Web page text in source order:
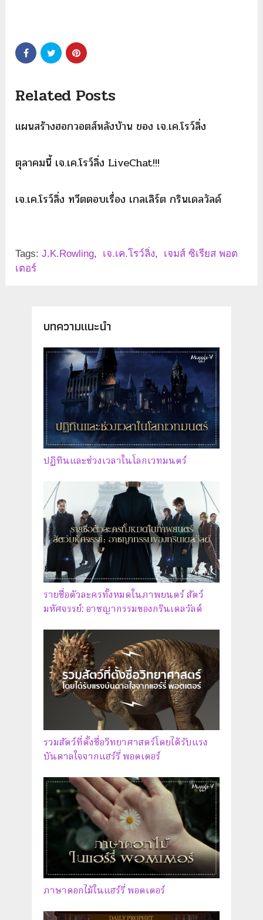
Related Posts
แผนสร้างฮอกวอตส์หลังบ้าน ของ เจ.เค.โรว์ลิ่ง
ตุลาคมนี้ เจ.เค.โรว์ลิ่ง LiveChat!!!
เจ.เค.โรว์ลิ่ง ทวีตตอบเรื่อง เกลเลิร์ต กรินเดลวัลด์
Tags: J.K.Rowling, เจ.เค.โรว์ลิ่ง,
เจมส์ ซิเรียส พอต
เตอร์
บทความแนะนำ
ปฏิทินและช่วงเวลาในโลกเวทมนตร์
รายชื่อตัวละครทั้งหมดในภาพยนตร์ สัตว์
มหัศจรรย์: อาชญากรรมของกรินเดลวัลด์
รวมสัตว์ที่ตั้งชื่อวิทยาศาสตร์โดยได้รับแรง
บันดาลใจจากแฮร์รี่ พอตเตอร์
ภาษาดอกไม้ในแฮร์รี่ พอตเตอร์